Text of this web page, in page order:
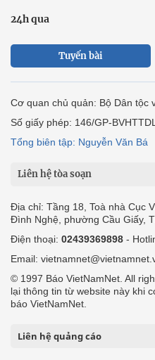
24h qua
Tuyến bài
Cơ quan chủ quản: Bộ Dân tộc
Số giấy phép: 146/GP-
Tổng biên tập: Nguyễn Văn Bá
Liên hệ tòa soạn
Địa chỉ: Tầng 18, Toà nhà Cục
Đình Nghệ, phường Cầu Giấy,
Điện thoại: 02439369898 -
Email:
© 1997 Báo VietNamNet. All
lại thông tin từ website này khi
báo VietNamNet.
Liên hệ quảng cáo